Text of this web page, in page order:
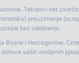
Tekstovi.net
preuzimanje
portale bez odobrenja.
i Hercegovine,
vaših omiljenih